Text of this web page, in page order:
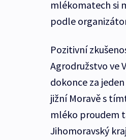
mlékomatech si
podle
Pozitivní
Agrodružstvo ve
dokonce za
jižní Moravě s
mléko proudem
Jihomoravský